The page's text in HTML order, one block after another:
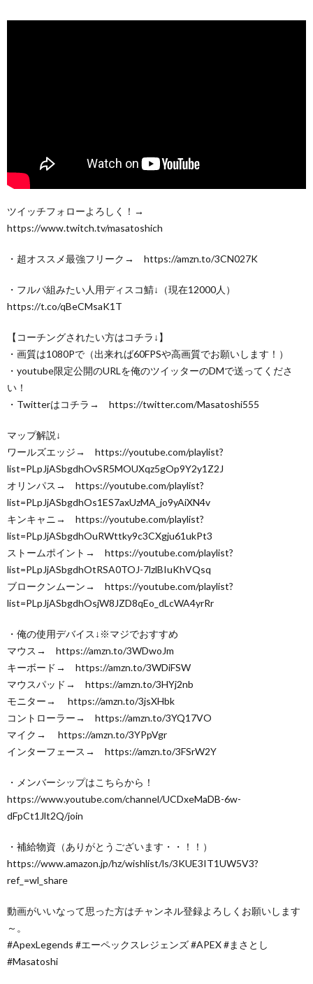
ツイッチフォローよろしく！→
https://www.twitch.tv/masatoshich
・超オススメ最強フリーク→ https://amzn.to/3CN027K
・フルパ組みたい人用ディスコ鯖↓（現在12000人）
https://t.co/qBeCMsaK1T
【コーチングされたい方はコチラ↓】
・画質は1080Pで（出来れば60FPSや高画質でお願いします！）
・youtube限定公開のURLを俺のツイッターのDMで送ってくださ
い！
・Twitterはコチラ→ https://twitter.com/Masatoshi555
マップ解説↓
ワールズエッジ→ https://youtube.com/playlist?
list=PLpJjASbgdhOvSR5MOUXqz5gOp9Y2y1Z2J
オリンパス→ https://youtube.com/playlist?
list=PLpJjASbgdhOs1ES7axUzMA_jo9yAiXN4v
キンキャニ→ https://youtube.com/playlist?
list=PLpJjASbgdhOuRWttky9c3CXgju61ukPt3
ストームポイント→ https://youtube.com/playlist?
list=PLpJjASbgdhOtRSA0TOJ-7lzlBIuKhVQsq
ブロークンムーン→ https://youtube.com/playlist?
list=PLpJjASbgdhOsjW8JZD8qEo_dLcWA4yrRr
・俺の使用デバイス↓※マジでおすすめ
マウス→ https://amzn.to/3WDwoJm
キーボード→ https://amzn.to/3WDiFSW
マウスパッド→ https://amzn.to/3HYj2nb
モニター→ https://amzn.to/3jsXHbk
コントローラー→ https://amzn.to/3YQ17VO
マイク→ https://amzn.to/3YPpVgr
インターフェース→ https://amzn.to/3FSrW2Y
・メンバーシップはこちらから！
https://www.youtube.com/channel/UCDxeMaDB-6w-
dFpCt1Jlt2Q/join
・補給物資（ありがとうございます・・！！）
https://www.amazon.jp/hz/wishlist/ls/3KUE3IT1UW5V3?
ref_=wl_share
動画がいいなって思った方はチャンネル登録よろしくお願いします
～。
#ApexLegends #エーペックスレジェンズ #APEX #まさとし
#Masatoshi